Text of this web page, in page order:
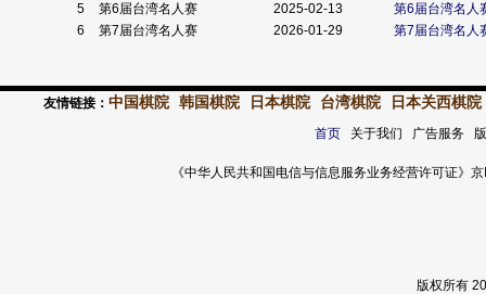
5
第6届台湾名人赛 2025-02-13
第6届台湾名人
6
第7届台湾名人赛 2026-01-29 第7届台湾名人
友情链接： 中国棋院 韩国棋院 日本棋院 台湾棋院 日本关西棋院
首页关于我们 广告服务
《中华人民共和国电信与信息服务业务经营许可证
版权所有